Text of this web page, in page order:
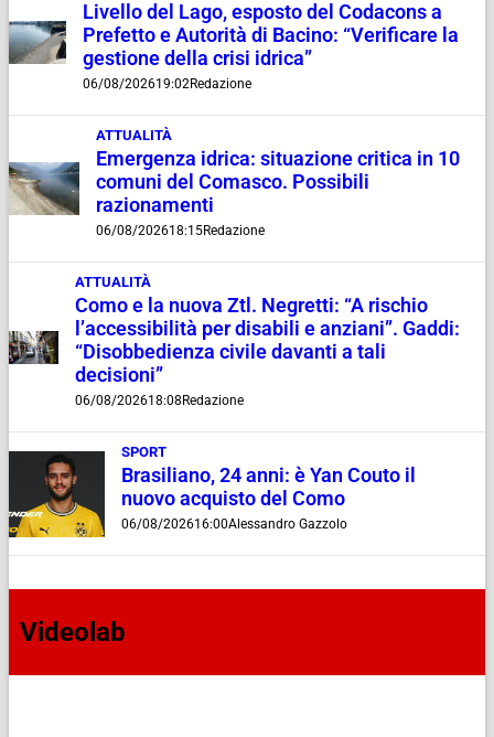
Livello del Lago, esposto del Codacons a
Prefetto e Autorità di Bacino: “Verificare la
gestione della crisi idrica”
06/08/202619:02Redazione
ATTUALITÀ
Emergenza idrica: situazione critica in 10
comuni del Comasco. Possibili
razionamenti
06/08/202618:15Redazione
ATTUALITÀ
Como e la nuova Ztl. Negretti: “A rischio
l’accessibilità per disabili e anziani”. Gaddi:
“Disobbedienza civile davanti a tali
decisioni”
06/08/202618:08 Redazione
SPORT
Brasiliano, 24 anni: è Yan Couto il
nuovo acquisto del Como
06/08/202616:00Alessandro Gazzolo
Videolab